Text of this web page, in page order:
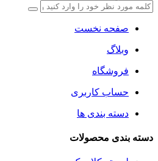
صفحه نخست
وبلاگ
فروشگاه
حساب کاربری
دسته بندی ها
دسته بندی محصولات